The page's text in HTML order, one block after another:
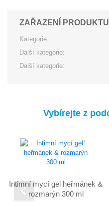
ZAŘAZENÍ PRODUKTU
Kategorie:
Další kategorie:
Další kategorie:
Vybírejte z
Intimní mycí gel heřmánek &
rozmarýn 300 ml